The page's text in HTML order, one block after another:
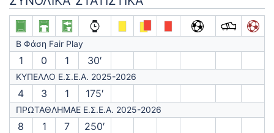
Β Φάση Fair Play
1 0 1 30′
ΚΥΠΕΛΛΟ Ε.Σ.Ε.Α. 2025-2026
4 3 1 175′
ΠΡΩΤΑΘΛΗΜΑΕ Ε.Σ.Ε.Α. 2025-2026
8 1 7 250′